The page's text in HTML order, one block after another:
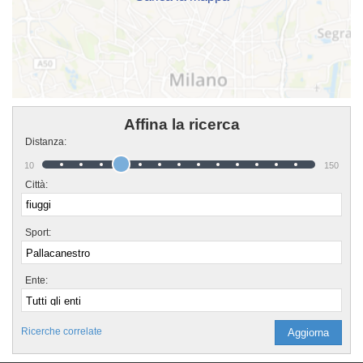
Affina la ricerca
Distanza:
10 150
Città:
Sport:
Ente:
Ricerche correlate